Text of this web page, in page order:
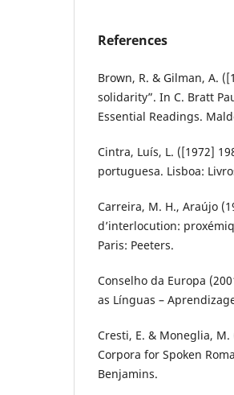
References
Brown, R. & Gilman, A.
solidarity”. In C. Bratt
Essential Readings.
Cintra, Luís, L. ([1972]
portuguesa. Lisboa:
Carreira, M. H., Araújo
d’interlocution:
Paris: Peeters.
Conselho da Europa
as Línguas –
Cresti, E. & Moneglia, M.
Corpora for Spoken
Benjamins.